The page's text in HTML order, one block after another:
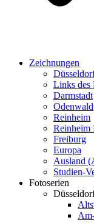
Zeichnungen
Links des
Darmstadt
Odenwald
Reinheim
Reinheim
Freiburg
Europa
Ausland
Studien-
Fotoserien